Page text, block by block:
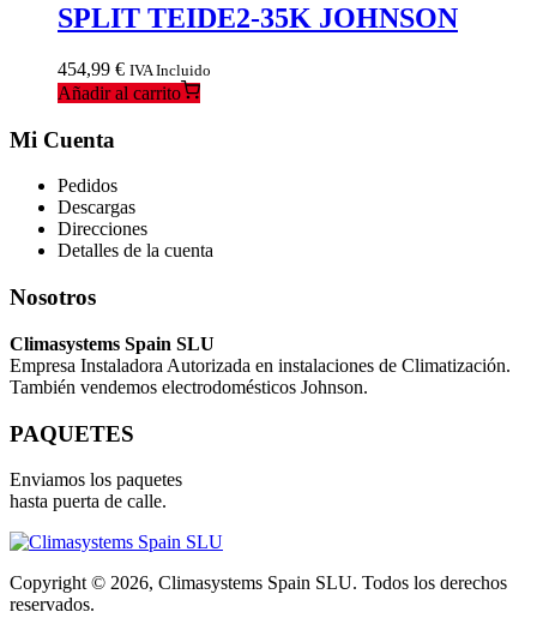
SPLIT TEIDE2-35K JOHNSON
454,99 € IVA Incluido
Añadir al carrito
Mi Cuenta
Pedidos
Descargas
Direcciones
Detalles de la cuenta
Nosotros
Climasystems Spain SLU
Empresa Instaladora Autorizada en instalaciones de Climatización.
También vendemos electrodomésticos Johnson.
PAQUETES
Enviamos los paquetes
hasta puerta de calle.
Copyright © 2026, Climasystems Spain SLU. Todos los derechos
reservados.